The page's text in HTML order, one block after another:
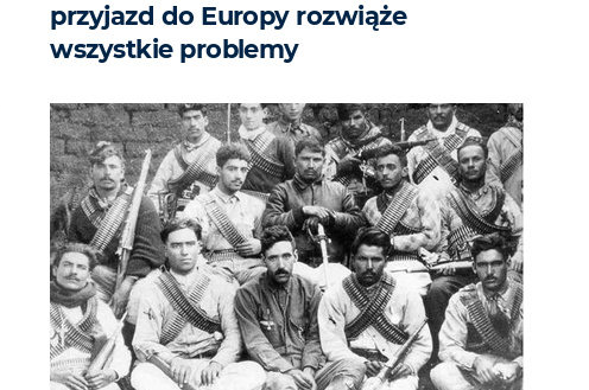
przyjazd do Europy rozwiąże
wszystkie problemy